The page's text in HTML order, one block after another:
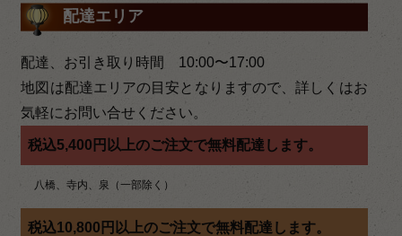
ナ
ビ
ゲ
ー
シ
ョ
ン
配達エリア
配達、お引き取り時間 10:00〜17:00
地図は配達エリアの目安となりますので、詳しくはお
気軽にお問い合せください。
税込5,400円以上のご注文で無料配達します。
八橋、寺内、泉（一部除く）
税込10,800円以上のご注文で無料配達します。